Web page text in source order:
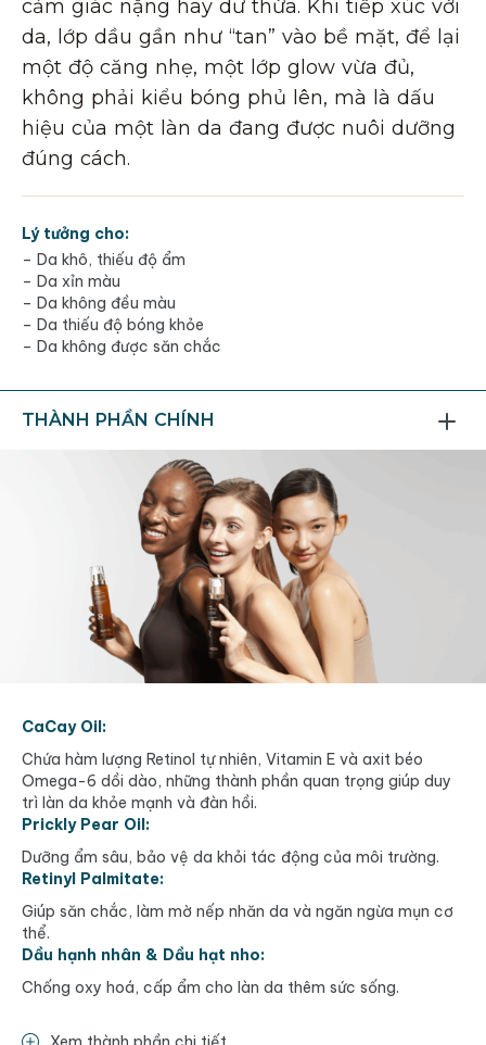
cảm giác nặng hay dư thừa. Khi tiếp xúc với
da, lớp dầu gần như “tan” vào bề mặt, để lại
một độ căng nhẹ, một lớp glow vừa đủ,
không phải kiểu bóng phủ lên, mà là dấu
hiệu của một làn da đang được nuôi dưỡng
đúng cách.
Lý tưởng cho:
– Da khô, thiếu độ ẩm
– Da xỉn màu
– Da không đều màu
– Da thiếu độ bóng khỏe
– Da không được săn chắc
THÀNH PHẦN CHÍNH
CaCay Oil:
Chứa hàm lượng Retinol tự nhiên, Vitamin E và axit béo
Omega-6 dồi dào, những thành phần quan trọng giúp duy
trì làn da khỏe mạnh và đàn hồi.
Prickly Pear Oil:
Dưỡng ẩm sâu, bảo vệ da khỏi tác động của môi trường.
Retinyl Palmitate:
Giúp săn chắc, làm mờ nếp nhăn da và ngăn ngừa mụn cơ
thể.
Dầu hạnh nhân & Dầu hạt nho:
Chống oxy hoá, cấp ẩm cho làn da thêm sức sống.